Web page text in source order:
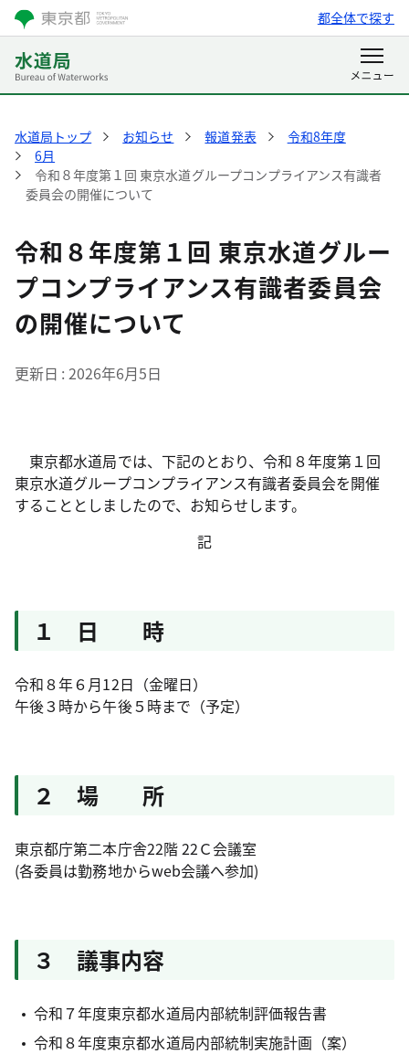
都全体で探す
水道局トップ お知らせ 報道発表
令和8年度
6月
令和８年度第１回 東京水道グループコンプライアンス有識者
委員会の開催について
令和８年度第１回 東京水道グルー
プコンプライアンス有識者委員会
の開催について
更新日 2026年6月5日
東京都水道局では、下記のとおり、令和８年度第１回
東京水道グループコンプライアンス有識者委員会を開催
することとしましたので、お知らせします。
記
１ 日 時
令和８年６月12日（金曜日）
午後３時から午後５時まで（予定）
２ 場 所
東京都庁第二本庁舎22階 22Ｃ会議室
(各委員は勤務地からweb会議へ参加)
３ 議事内容
令和７年度東京都水道局内部統制評価報告書
令和８年度東京都水道局内部統制実施計画（案）